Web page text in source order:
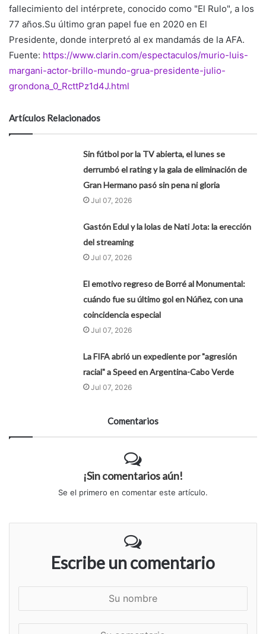
fallecimiento del intérprete, conocido como "El Rulo", a los
77 años.Su último gran papel fue en 2020 en El
Presidente, donde interpretó al ex mandamás de la AFA.
Fuente: https://www.clarin.com/espectaculos/murio-luis-
margani-actor-brillo-mundo-grua-presidente-julio-
grondona_0_RcttPz1d4J.html
Artículos Relacionados
Sin fútbol por la TV abierta, el lunes se
derrumbó el rating y la gala de eliminación de
Gran Hermano pasó sin pena ni gloria
Jul 07, 2026
Gastón Edul y la lolas de Nati Jota: la erección
del streaming
Jul 07, 2026
El emotivo regreso de Borré al Monumental:
cuándo fue su último gol en Núñez, con una
coincidencia especial
Jul 07, 2026
La FIFA abrió un expediente por "agresión
racial" a Speed en Argentina-Cabo Verde
Jul 07, 2026
Comentarios
¡Sin comentarios aún!
Se el primero en comentar este artículo.
Escribe un comentario